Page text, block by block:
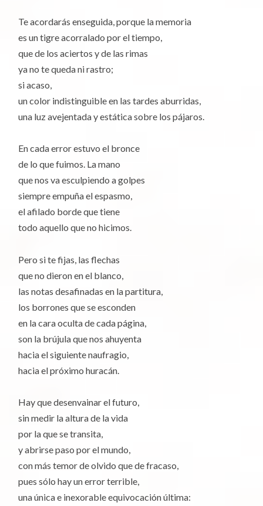
Te acordarás enseguida, porque la memoria
es un tigre acorralado por el tiempo,
que de los aciertos y de las rimas
ya no te queda ni rastro;
si acaso,
un color indistinguible en las tardes aburridas,
una luz avejentada y estática sobre los pájaros.
En cada error estuvo el bronce
de lo que fuimos. La mano
que nos va esculpiendo a golpes
siempre empuña el espasmo,
el afilado borde que tiene
todo aquello que no hicimos.
Pero si te fijas, las flechas
que no dieron en el blanco,
las notas desafinadas en la partitura,
los borrones que se esconden
en la cara oculta de cada página,
son la brújula que nos ahuyenta
hacia el siguiente naufragio,
hacia el próximo huracán.
Hay que desenvainar el futuro,
sin medir la altura de la vida
por la que se transita,
y abrirse paso por el mundo,
con más temor de olvido que de fracaso,
pues sólo hay un error terrible,
una única e inexorable equivocación última: